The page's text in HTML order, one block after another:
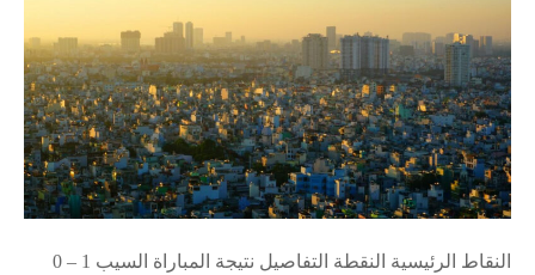
النقاط الرئيسية النقطة التفاصيل نتيجة المباراة السيب 1 – 0